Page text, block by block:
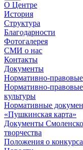
О Центре
История
Структура
Благодарности
Фотогалерея
СМИ о нас
Контакты
Документы
Нормативно-
Нормативно-
культуры
Нормативные
«Пушкинская карта»
Документы
творчества
Положения о